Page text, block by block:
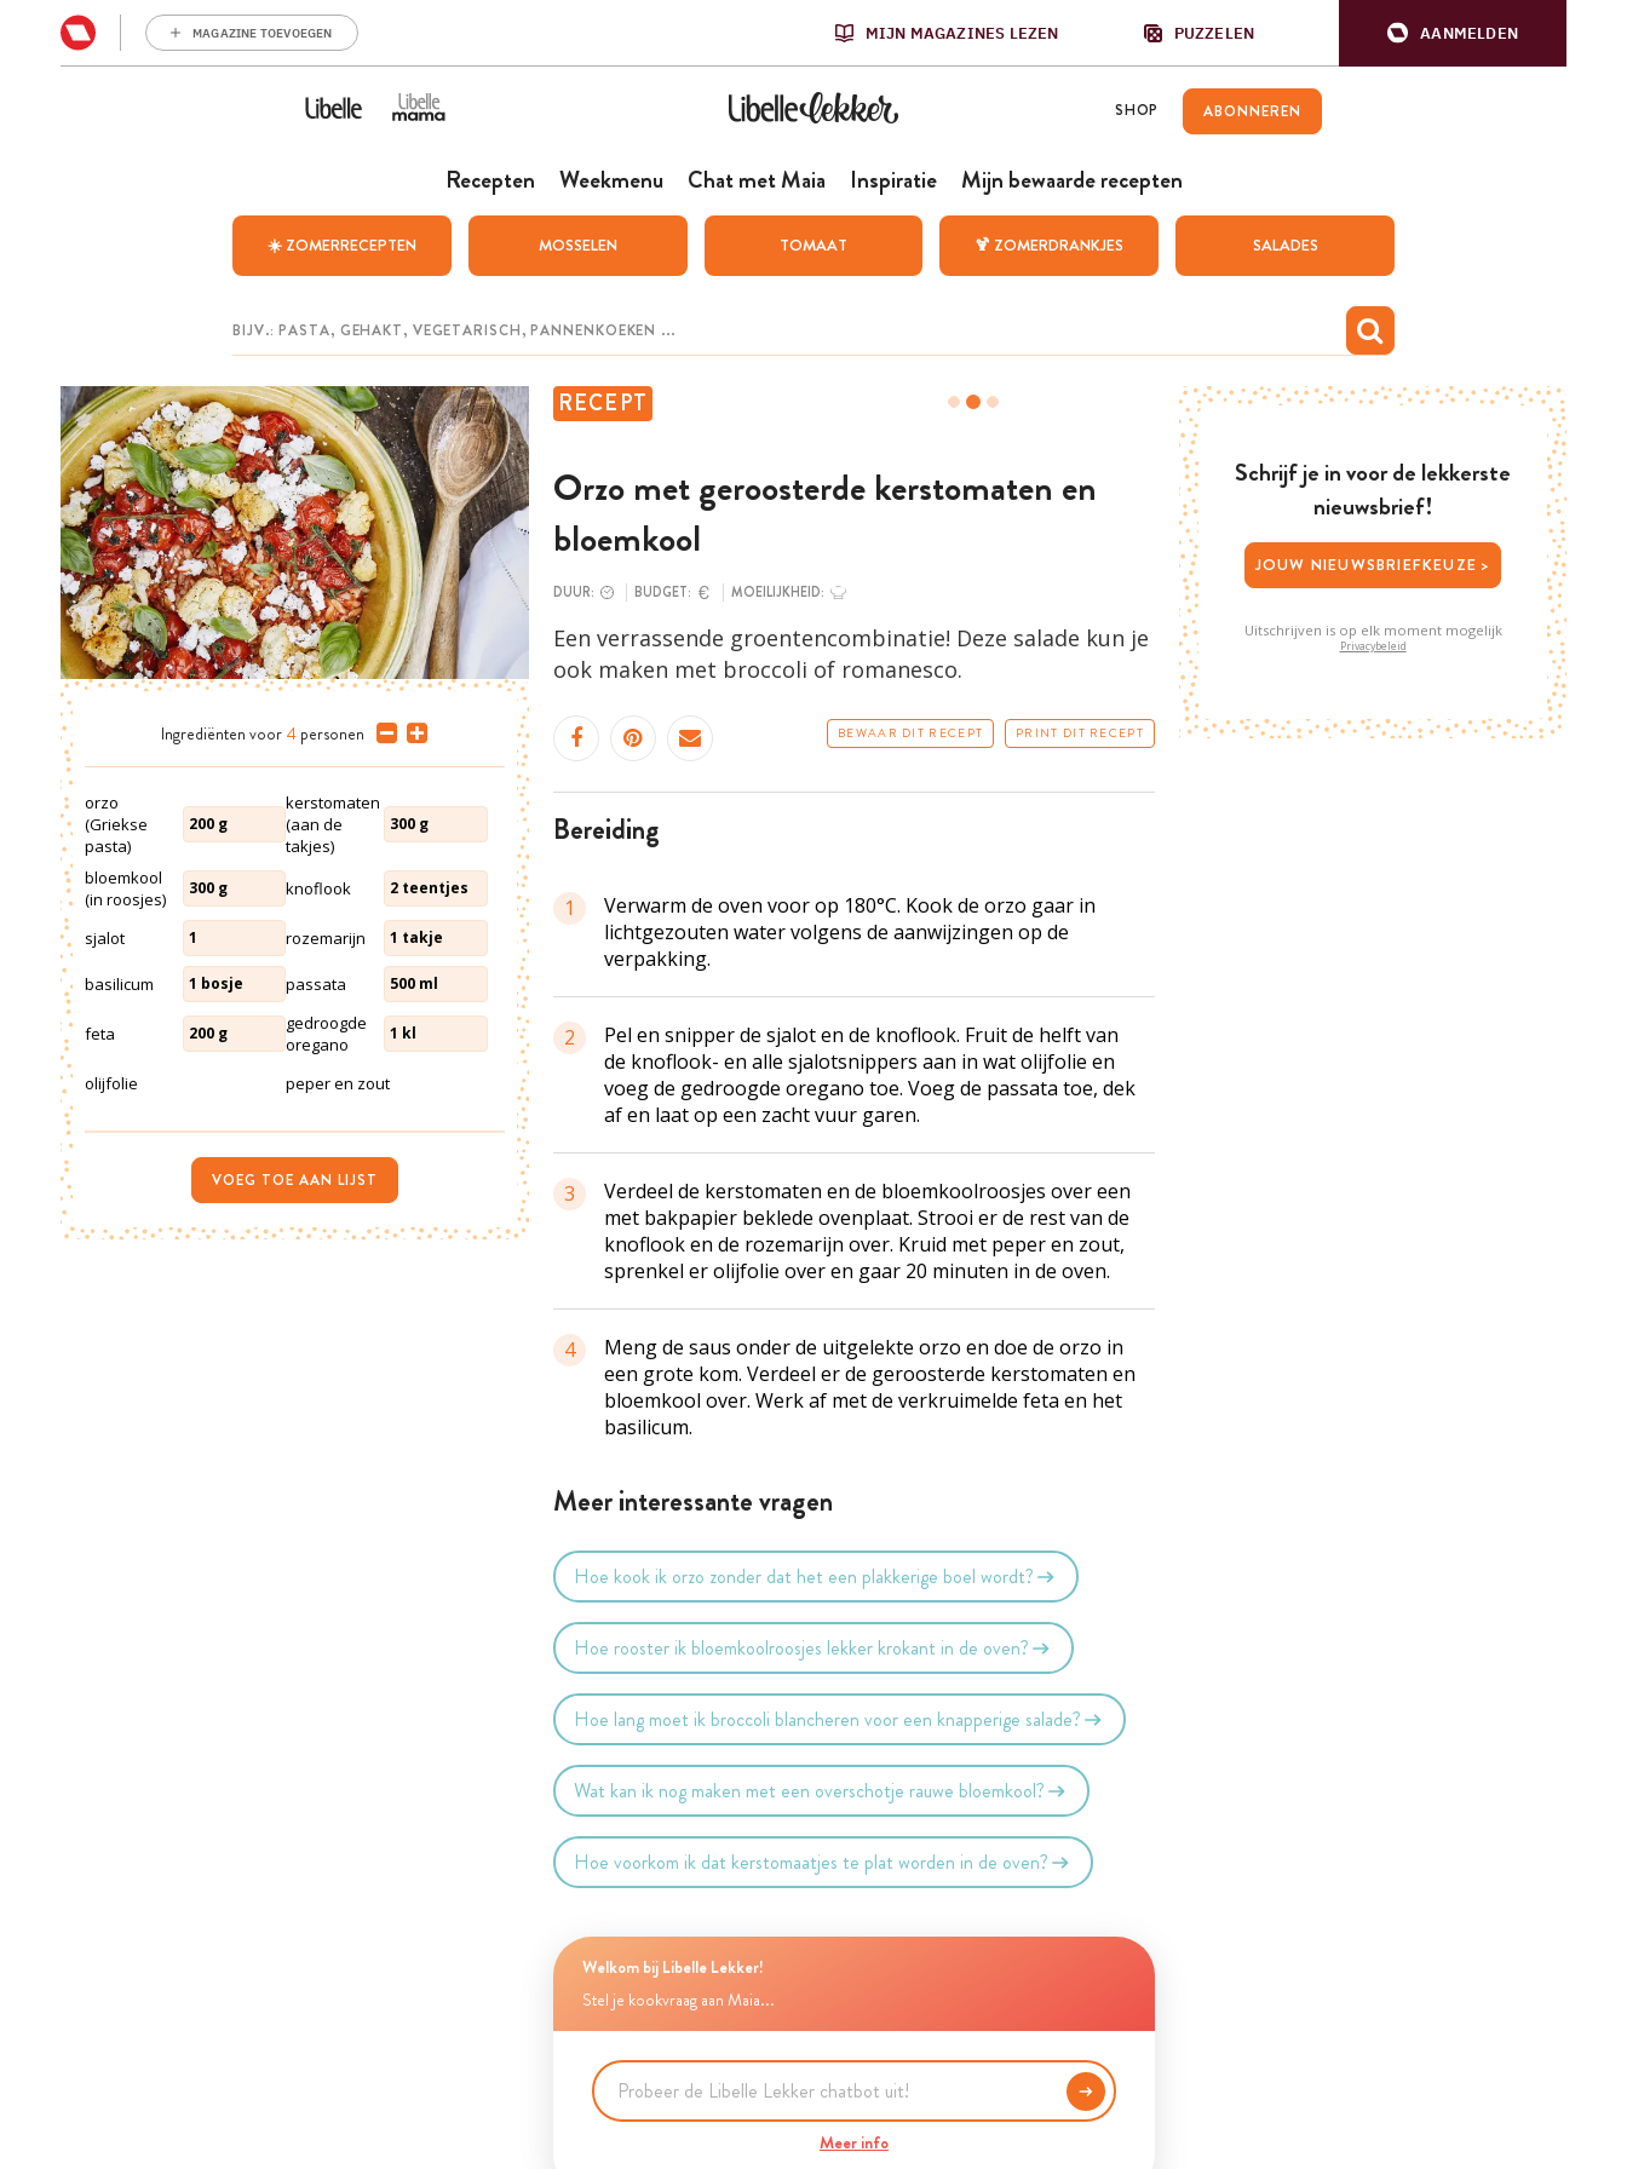
MAGAZINE TOEVOEGEN MIJN MAGAZINES LEZEN PUZZELEN AANMELDEN
SHOP ABONNEREN
Recepten Weekmenu Chat met Maia Inspiratie Mijn bewaarde recepten
☀️ ZOMERRECEPTEN MOSSELEN TOMAAT 🍹 ZOMERDRANKJES SALADES
RECEPT
Orzo met geroosterde kerstomaten en
bloemkool
DUUR: BUDGET: MOEILIJKHEID:
Een verrassende groentencombinatie! Deze salade kun je
ook maken met broccoli of romanesco.
BEWAAR DIT RECEPT PRINT DIT RECEPT
bereiding
1
Verwarm de oven voor op 180°C. Kook de orzo gaar in
lichtgezouten water volgens de aanwijzingen op de
verpakking.
2
Pel en snipper de sjalot en de knoflook. Fruit de helft van
de knoflook- en alle sjalotsnippers aan in wat olijfolie en
voeg de gedroogde oregano toe. Voeg de passata toe, dek
af en laat op een zacht vuur garen.
3
Verdeel de kerstomaten en de bloemkoolroosjes over een
met bakpapier beklede ovenplaat. Strooi er de rest van de
knoflook en de rozemarijn over. Kruid met peper en zout,
sprenkel er olijfolie over en gaar 20 minuten in de oven.
4
Meng de saus onder de uitgelekte orzo en doe de orzo in
een grote kom. Verdeel er de geroosterde kerstomaten en
bloemkool over. Werk af met de verkruimelde feta en het
basilicum.
Meer interessante vragen
Hoe kook ik orzo zonder dat het een plakkerige boel wordt?
Hoe rooster ik bloemkoolroosjes lekker krokant in de oven?
Hoe lang moet ik broccoli blancheren voor een knapperige salade?
Wat kan ik nog maken met een overschotje rauwe bloemkool?
Hoe voorkom ik dat kerstomaatjes te plat worden in de oven?
Welkom bij Libelle Lekker!
Stel je kookvraag aan Maia...
Meer info
Ingrediënten voor 4 personen
orzo
(Griekse
pasta)
200 g
kerstomaten
(aan de
takjes)
300 g
bloemkool
(in roosjes)
300 g knoflook 2 teentjes
sjalot 1 rozemarijn 1 takje
basilicum 1 bosje passata 500 ml
feta 200 g
gedroogde
oregano
1 kl
olijfolie peper en zout
VOEG TOE AAN LIJST
Schrijf je in voor de lekkerste
nieuwsbrief!
JOUW NIEUWSBRIEFKEUZE >
Uitschrijven is op elk moment mogelijk
Privacybeleid